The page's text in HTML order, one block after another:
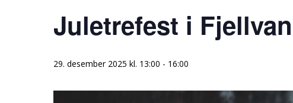
Juletrefest i
29. desember 2025 kl. 13:00 - 16:00